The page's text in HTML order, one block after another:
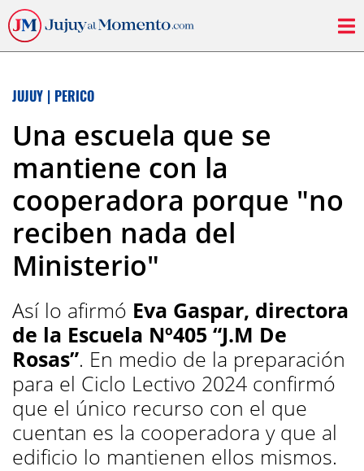
JUJUY | PERICO
Una escuela que se
mantiene con la
cooperadora porque "no
reciben nada del
Ministerio"
Así lo afirmó Eva Gaspar, directora
de la Escuela Nº405 “J.M De
Rosas”. En medio de la preparación
para el Ciclo Lectivo 2024 confirmó
que el único recurso con el que
cuentan es la cooperadora y que al
edificio lo mantienen ellos mismos.